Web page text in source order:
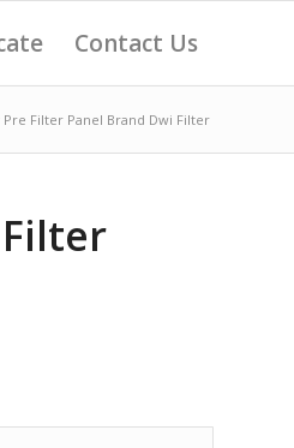
Contact Us
Filter Panel Brand Dwi Filter